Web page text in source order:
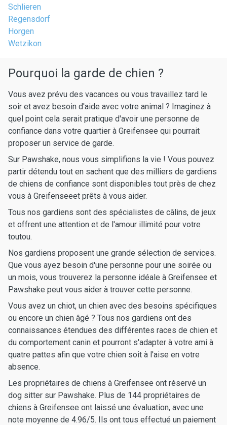
Schlieren
Regensdorf
Horgen
Wetzikon
Pourquoi la garde de chien ?
Vous avez prévu des vacances ou vous travaillez tard le
soir et avez besoin d'aide avec votre animal ? Imaginez à
quel point cela serait pratique d'avoir une personne de
confiance dans votre quartier à Greifensee qui pourrait
proposer un service de garde.
Sur Pawshake, nous vous simplifions la vie ! Vous pouvez
partir détendu tout en sachent que des milliers de gardiens
de chiens de confiance sont disponibles tout près de chez
vous à Greifenseeet prêts à vous aider.
Tous nos gardiens sont des spécialistes de câlins, de jeux
et offrent une attention et de l'amour illimité pour votre
toutou.
Nos gardiens proposent une grande sélection de services.
Que vous ayez besoin d'une personne pour une soirée ou
un mois, vous trouverez la personne idéale à Greifensee et
Pawshake peut vous aider à trouver cette personne.
Vous avez un chiot, un chien avec des besoins spécifiques
ou encore un chien âgé ? Tous nos gardiens ont des
connaissances étendues des différentes races de chien et
du comportement canin et pourront s'adapter à votre ami à
quatre pattes afin que votre chien soit à l'aise en votre
absence.
Les propriétaires de chiens à Greifensee ont réservé un
dog sitter sur Pawshake. Plus de 144 propriétaires de
chiens à Greifensee ont laissé une évaluation, avec une
note moyenne de 4.96/5. Ils ont tous effectué un paiement